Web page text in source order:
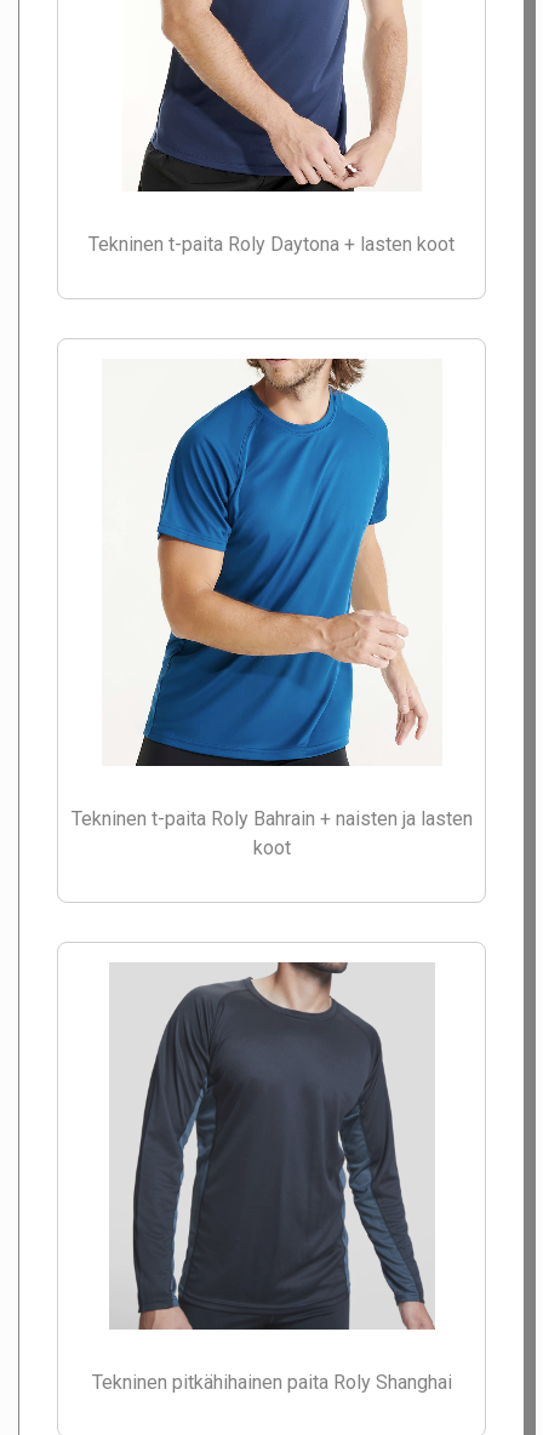
Tekninen t-paita Roly Daytona + lasten koot
Tekninen t-paita Roly Bahrain + naisten ja lasten
koot
Tekninen pitkähihainen paita Roly Shanghai